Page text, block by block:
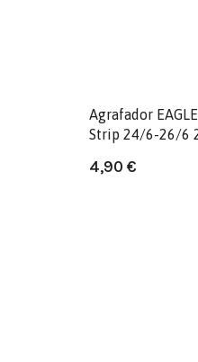
Agrafador
Strip 24/6-26/6
4,90 €